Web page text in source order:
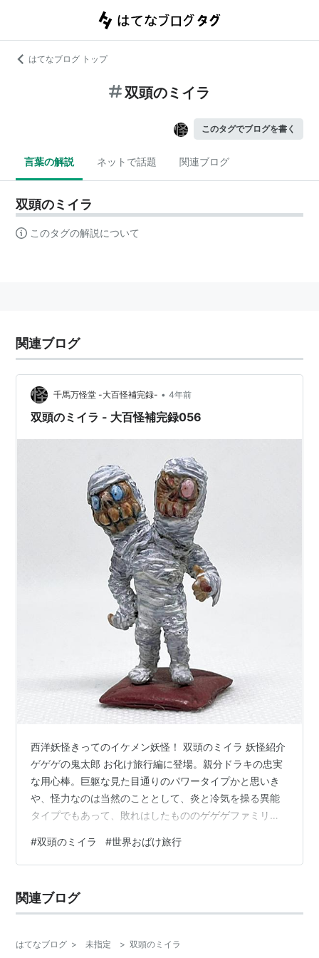
はてなブログ トップ
双頭のミイラ
このタグでブログを書く
言葉の解説 ネットで話題 関連ブログ
双頭のミイラ
このタグの解説について
関連ブログ
千馬万怪堂 -大百怪補完録- • 4年前
双頭のミイラ - 大百怪補完録056
西洋妖怪きってのイケメン妖怪！ 双頭のミイラ 妖怪紹介
ゲゲゲの鬼太郎 お化け旅行編に登場。親分ドラキの忠実
な用心棒。巨躯な見た目通りのパワータイプかと思いき
や、怪力なのは当然のこととして、炎と冷気を操る異能
タイプでもあって、敗れはしたもののゲゲゲファミリー
に復讐の炎を燃やすドラキ親分も、陰気で暗くて素晴ら
しいんですよ。 鬼太郎の世界お化け旅行〈2巻〉 (1980
製作工程 素材鬼太郎の父制作時に巨躯なベースをレジン
複製していたので、それを利用。 加工頭部は、プラ板で
#双頭のミイラ #世界おばけ旅行
関連ブログ
はてなブログ > 未指定 > 双頭のミイラ